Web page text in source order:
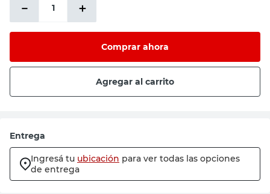
＋
－
Comprar ahora
Agregar al carrito
Entrega
Ingresá tu ubicación para ver todas las opciones
de entrega